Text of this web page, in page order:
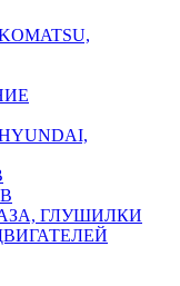
ГЛУШИЛКИ